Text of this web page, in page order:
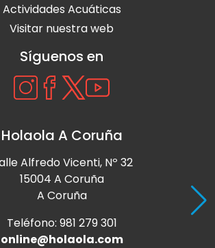
Actividades Acuáticas
Visitar nuestra web
Síguenos en
Holaola A Coruña
Alfredo Vicenti, Nº 32
15004 A Coruña
A Coruña
Teléfono: 981 279 301
online@holaola.com